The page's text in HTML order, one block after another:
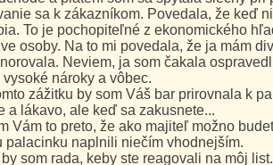
sa k zákazníkom. Povedala, že keď
To je pochopiteľné z ekonomického
osoby. Na to mi povedala, že ja mám
Neviem, ja som čakala
vysoké nároky a vôbec.
zážitku by som Váš bar prirovnala k
a lákavo, ale keď sa zakusnete...
Vám to preto, že ako majiteľ možno
palacinku naplnili niečím vhodnejším.
som rada, keby ste reagovali na môj